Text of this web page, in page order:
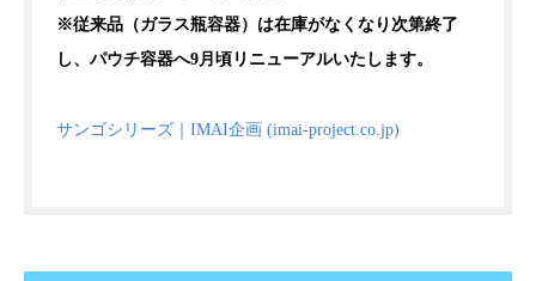
※従来品（ガラス瓶容器）は在庫がなくなり次第終了
し、パウチ容器へ9月頃リニューアルいたします。
サンゴシリーズ｜IMAI企画 (imai-project.co.jp)